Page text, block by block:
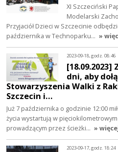
XI Szczeciński
Modelarski
Przyjaciół Dzieci w Szczecinie
października w Technoparku… »
2023-09-18, godz. 08:46
dni, aby
Stowarzyszenia Walki z
Szczecin i…
Już 7 października o godzinie 12:00
życia wystartują w
prowadzącym przez ścieżki… »
2023-09-17, godz. 18:24